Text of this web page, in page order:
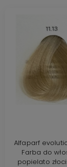
Alfaparf
Farba do
popielato